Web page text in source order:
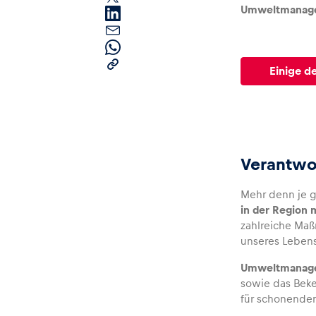
Einige
Mehr denn je
in der Region
zahlreiche
unseres
sowie das
für